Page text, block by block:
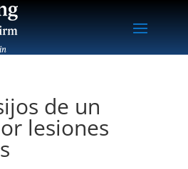
de un
lesiones